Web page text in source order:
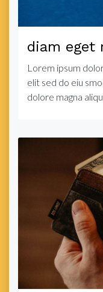
diam eget
Lorem ipsum
elit sed do eiu
dolore magna